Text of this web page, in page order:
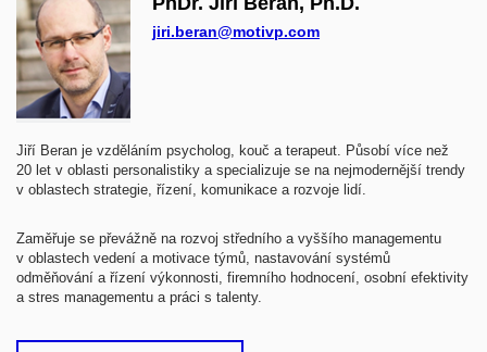
jiri.beran@motivp.com
Jiří Beran je vzděláním psycholog, kouč a terapeut. Působí více než
20 let v oblasti personalistiky a specializuje se na nejmodernější trendy
v oblastech strategie, řízení, komunikace a rozvoje lidí.
Zaměřuje se převážně na rozvoj středního a vyššího managementu
v oblastech vedení a motivace týmů, nastavování systémů
odměňování a řízení výkonnosti, firemního hodnocení, osobní efektivity
a stres managementu a práci s talenty.